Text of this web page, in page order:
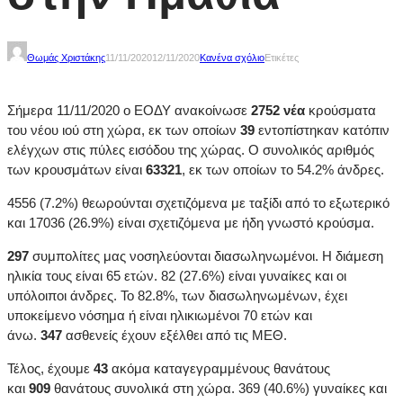
Θωμάς Χριστάκης11/11/202012/11/2020Κανένα σχόλιοΕτικέτες
Σήμερα 11/11/2020 ο ΕΟΔΥ ανακοίνωσε 2752 νέα κρούσματα
του νέου ιού στη χώρα, εκ των οποίων 39 εντοπίστηκαν κατόπιν
ελέγχων στις πύλες εισόδου της χώρας. Ο συνολικός αριθμός
των κρουσμάτων είναι 63321, εκ των οποίων το 54.2% άνδρες.
4556 (7.2%) θεωρούνται σχετιζόμενα με ταξίδι από το εξωτερικό
και 17036 (26.9%) είναι σχετιζόμενα με ήδη γνωστό κρούσμα.
297 συμπολίτες μας νοσηλεύονται διασωληνωμένοι. Η διάμεση
ηλικία τους είναι 65 ετών. 82 (27.6%) είναι γυναίκες και οι
υπόλοιποι άνδρες. To 82.8%, των διασωληνωμένων, έχει
υποκείμενο νόσημα ή είναι ηλικιωμένοι 70 ετών και
άνω. 347 ασθενείς έχουν εξέλθει από τις ΜΕΘ.
Τέλος, έχουμε 43 ακόμα καταγεγραμμένους θανάτους
και 909 θανάτους συνολικά στη χώρα. 369 (40.6%) γυναίκες και